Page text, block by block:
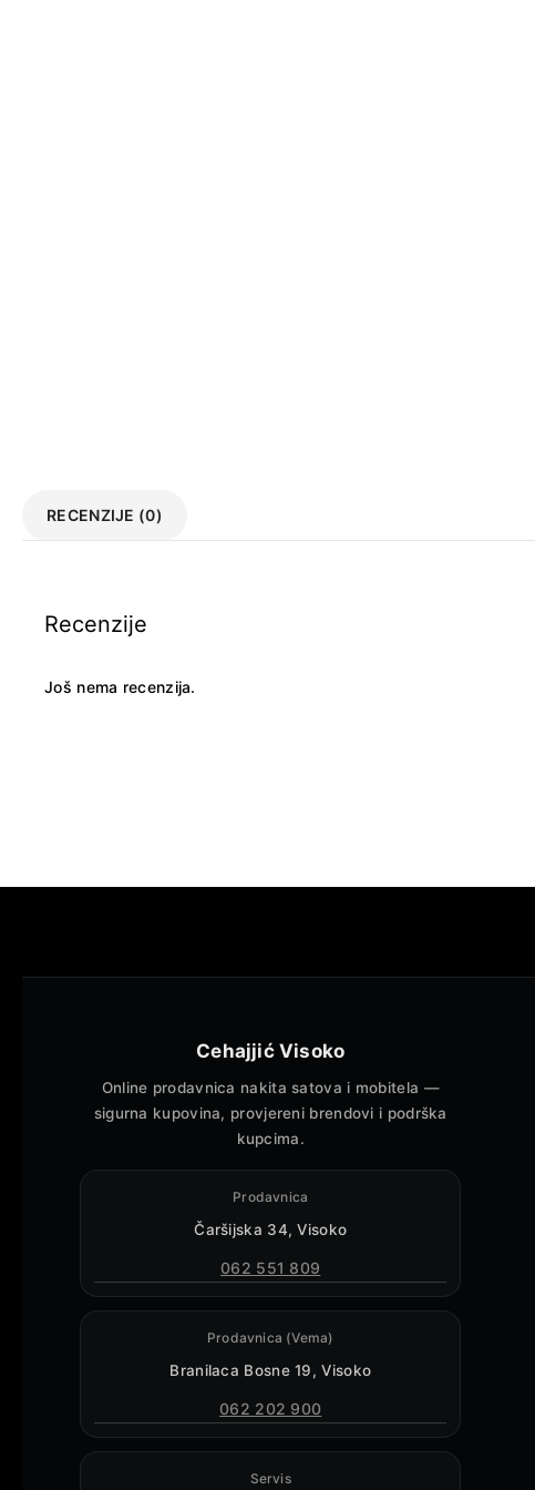
RECENZIJE (0)
Recenzije
Još nema recenzija.
Cehajjić Visoko
Online prodavnica nakita satova i mobitela —
sigurna kupovina, provjereni brendovi i podrška
kupcima.
Prodavnica
Čaršijska 34, Visoko
062 551 809
Prodavnica (Vema)
Branilaca Bosne 19, Visoko
062 202 900
Servis